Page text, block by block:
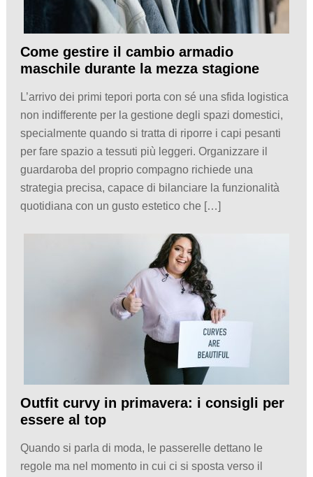
Come gestire il cambio armadio
maschile durante la mezza stagione
L’arrivo dei primi tepori porta con sé una sfida logistica
non indifferente per la gestione degli spazi domestici,
specialmente quando si tratta di riporre i capi pesanti
per fare spazio a tessuti più leggeri. Organizzare il
guardaroba del proprio compagno richiede una
strategia precisa, capace di bilanciare la funzionalità
quotidiana con un gusto estetico che […]
Outfit curvy in primavera: i consigli per
essere al top
Quando si parla di moda, le passerelle dettano le
regole ma nel momento in cui ci si sposta verso il